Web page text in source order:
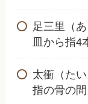
足三里（
皿から指4
太衝（た
指の骨の間